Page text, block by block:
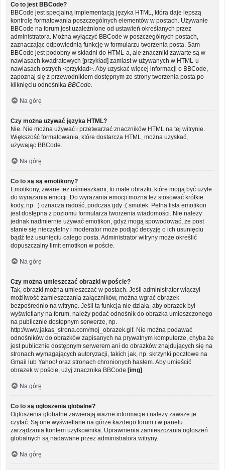
Co to jest BBCode?
BBCode jest specjalną implementacją języka HTML, która daje lepszą
kontrolę formatowania poszczególnych elementów w postach. Używanie
BBCode na forum jest uzależnione od ustawień określanych przez
administratora. Można wyłączyć BBCode w poszczególnych postach,
zaznaczając odpowiednią funkcję w formularzu tworzenia posta. Sam
BBCode jest podobny w składni do HTML-a, ale znaczniki zawarte są w
nawiasach kwadratowych [przykład] zamiast w używanych w HTML-u
nawiasach ostrych <przykład>. Aby uzyskać więcej informacji o BBCode,
zapoznaj się z przewodnikiem dostępnym ze strony tworzenia posta po
kliknięciu odnośnika BBCode
Na górę
Czy można używać języka HTML?
Nie. Nie można używać i przetwarzać znaczników HTML na tej witrynie.
Większość formatowania, które dostarcza HTML, można uzyskać,
używając BBCode.
Na górę
Co to są są emotikony?
Emotikony, zwane też uśmieszkami, to małe obrazki, które mogą być użyte
do wyrażania emocji. Do wyrażania emocji można też stosować krótkie
kody, np. :) oznacza radość, podczas gdy :( smutek. Pełna lista emotikon
jest dostępna z poziomu formularza tworzenia wiadomości. Nie należy
jednak nadmiernie używać emotikon, gdyż mogą spowodować, że post
stanie się nieczytelny i moderator może podjąć decyzję o ich usunięciu
bądź też usunięciu całego posta. Administrator witryny może określić
dopuszczalny limit emotikon w poście.
Na górę
Czy można umieszczać obrazki w poście?
Tak, obrazki można umieszczać w postach. Jeśli administrator włączył
możliwość zamieszczania załączników, można wgrać obrazek
bezpośrednio na witrynę. Jeśli ta funkcja nie działa, aby obrazek był
wyświetlany na forum, należy podać odnośnik do obrazka umieszczonego
na publicznie dostępnym serwerze, np.
http://www.jakas_strona.com/moj_obrazek.gif. Nie można podawać
odnośników do obrazków zapisanych na prywatnym komputerze, chyba że
jest publicznie dostępnym serwerem ani do obrazków znajdujących się na
stronach wymagających autoryzacji, takich jak, np. skrzynki pocztowe na
Gmail lub Yahoo! oraz stronach chronionych hasłem. Aby umieścić
obrazek w poście, użyj znacznika BBCode [img]
Na górę
Co to są ogłoszenia globalne?
Ogłoszenia globalne zawierają ważne informacje i należy zawsze je
czytać. Są one wyświetlane na górze każdego forum i w panelu
zarządzania kontem użytkownika. Uprawnienia zamieszczania ogłoszeń
globalnych są nadawane przez administratora witryny.
Na górę